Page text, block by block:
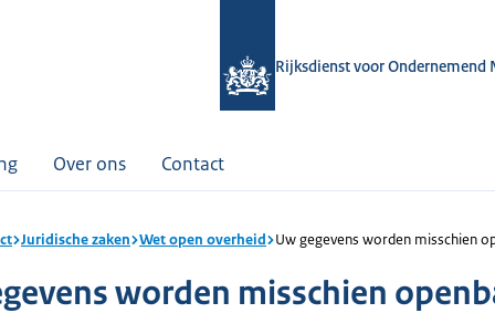
Rijksdienst voor Ondernemend
Over ons Contact
Juridische zaken Wet open overheid Uw gegevens worden misschien
worden misschien